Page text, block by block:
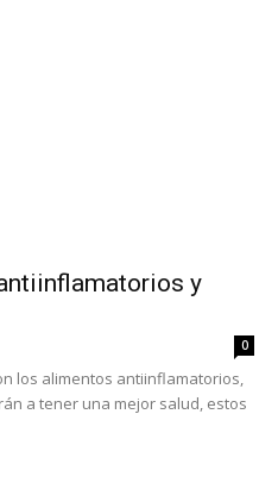
y
0
los alimentos antiinflamatorios,
a tener una mejor salud, estos